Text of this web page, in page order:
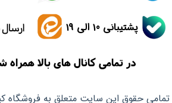
تمامی حقوق این سایت متعلق به فروشگاه
پشتیبانی 10 الی 19
در تمامی کانال های بالا همراه